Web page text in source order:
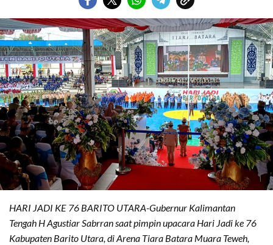
HARI JADI KE 76 BARITO UTARA-Gubernur Kalimantan
Tengah H Agustiar Sabrran saat pimpin upacara Hari Jadi ke 76
Kabupaten Barito Utara, di Arena Tiara Batara Muara Teweh,